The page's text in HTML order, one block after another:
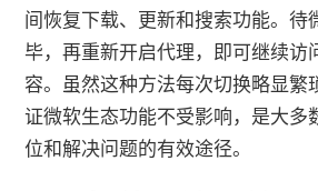
间恢复下载、更新和搜索功能。待
毕，再重新开启代理，即可继续访
容。虽然这种方法每次切换略显繁
证微软生态功能不受影响，是大多
位和解决问题的有效途径。